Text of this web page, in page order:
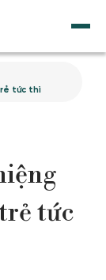
tức thì
tức